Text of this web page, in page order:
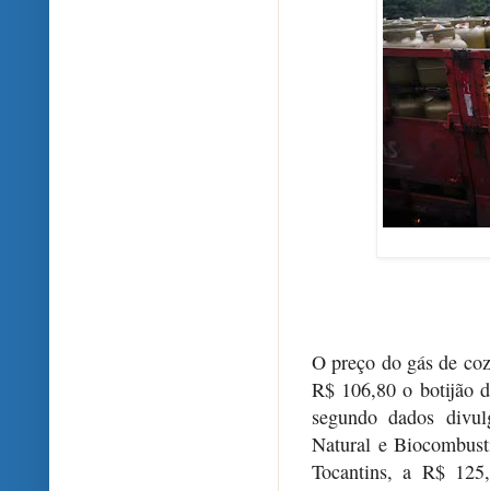
O preço do gás de
R$ 106,80 o botijão
segundo dados
Natural e
Tocantins, a R$